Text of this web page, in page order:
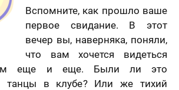
Вспомните, как прошло ваше
первое свидание. В этот
вечер вы, наверняка, поняли,
что вам хочется видеться
еще и еще. Были ли это
танцы в клубе? Или же тихий